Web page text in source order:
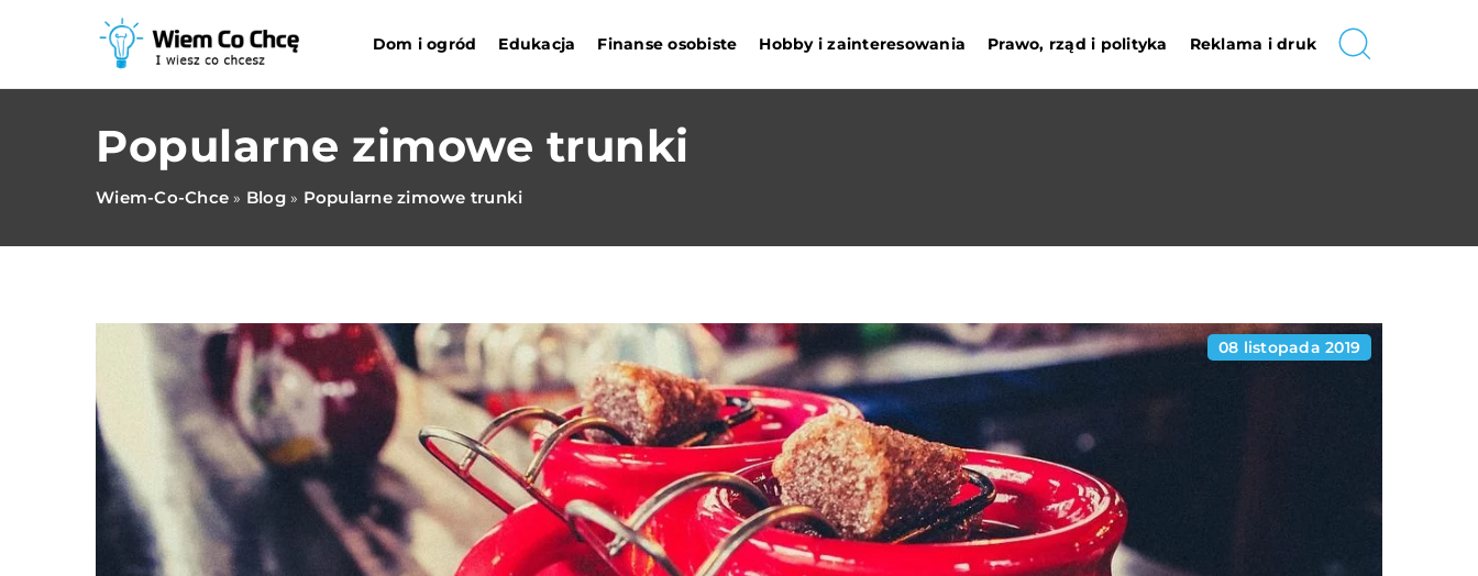
Dom i ogród Edukacja Finanse osobiste Hobby i zainteresowania Prawo, rząd i polityka Reklama i druk
Popularne zimowe trunki
Wiem-Co-Chce » Blog» Popularne zimowe trunki
08 listopada 2019